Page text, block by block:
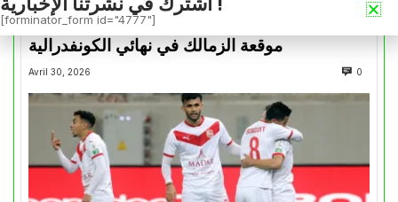
التتويج بالكأس.. دفعة معنوية لإتحاد العاصمة قبل
موقعة الزمالك في نهائي الكونفدرالية
Avril 30, 2026 0
[forminator_form id="4777"]